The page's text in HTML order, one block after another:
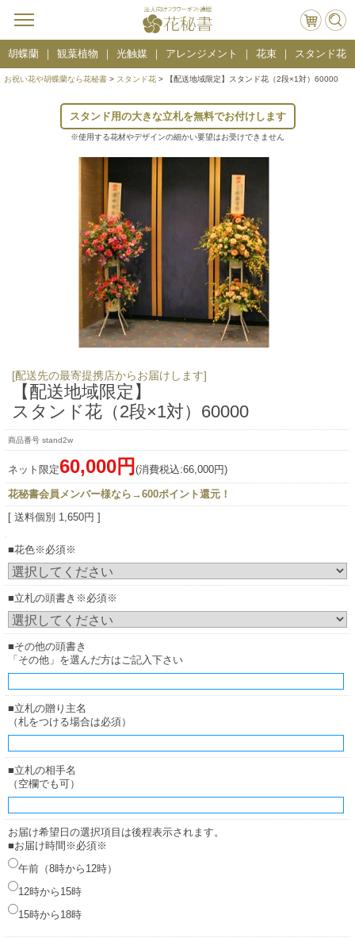
胡蝶蘭 観葉植物 光触媒 アレンジメント 花束 スタンド花
お祝い花や胡蝶蘭なら花秘書 > スタンド花 > 【配送地域限定】スタンド花（2段×1対）60000
スタンド用の大きな立札を無料でお付けします
※使用する花材やデザインの細かい要望はお受けできません
[配送先の最寄提携店からお届けします]
【配送地域限定】
スタンド花（2段×1対）60000
stand2w
ネット限定60,000円 (消費税込:66,000円)
花秘書会員メンバー様なら→600ポイント還元！
[ 送料個別 1,650円 ]
■花色※必須※
■立札の頭書き※必須※
■その他の頭書き
「その他」を選んだ方はご記入下さい
■立札の贈り主名
（札をつける場合は必須）
■立札の相手名
（空欄でも可）
お届け希望日の選択項目は後程表示されます。
■お届け時間※必須※
午前（8時から12時）
12時から15時
15時から18時